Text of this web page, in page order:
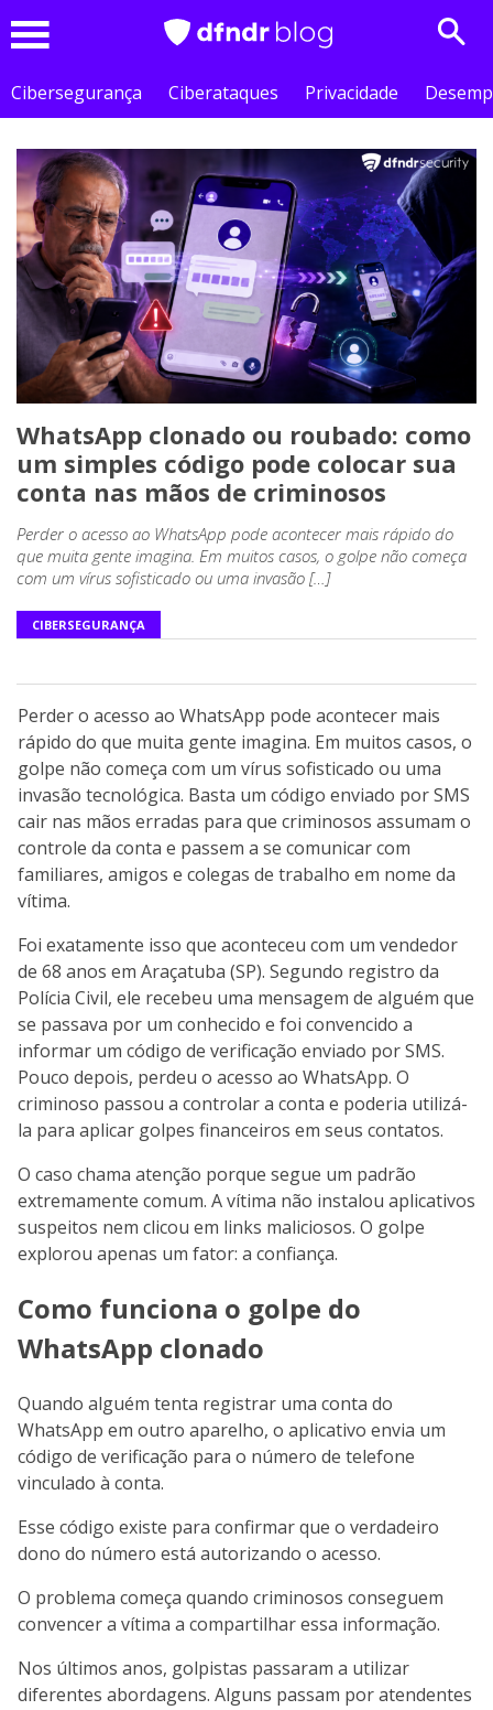
Cibersegurança
Ciberataques Privacidade
WhatsApp clonado ou roubado: como
um simples código pode colocar sua
conta nas mãos de criminosos
Perder o acesso ao WhatsApp pode acontecer mais rápido do
que muita gente imagina. Em muitos casos, o golpe não começa
com um vírus sofisticado ou uma invasão […]
CIBERSEGURANÇA
Perder o acesso ao WhatsApp pode acontecer mais
rápido do que muita gente imagina. Em muitos casos, o
golpe não começa com um vírus sofisticado ou uma
invasão tecnológica. Basta um código enviado por SMS
cair nas mãos erradas para que criminosos assumam o
controle da conta e passem a se comunicar com
familiares, amigos e colegas de trabalho em nome da
vítima.
Foi exatamente isso que aconteceu com um vendedor
de 68 anos em Araçatuba (SP). Segundo registro da
Polícia Civil, ele recebeu uma mensagem de alguém que
se passava por um conhecido e foi convencido a
informar um código de verificação enviado por SMS.
Pouco depois, perdeu o acesso ao WhatsApp. O
criminoso passou a controlar a conta e poderia utilizá-
la para aplicar golpes financeiros em seus contatos.
O caso chama atenção porque segue um padrão
extremamente comum. A vítima não instalou aplicativos
suspeitos nem clicou em links maliciosos. O golpe
explorou apenas um fator: a confiança.
Como funciona o golpe do
WhatsApp clonado
Quando alguém tenta registrar uma conta do
WhatsApp em outro aparelho, o aplicativo envia um
código de verificação para o número de telefone
vinculado à conta.
Esse código existe para confirmar que o verdadeiro
dono do número está autorizando o acesso.
O problema começa quando criminosos conseguem
convencer a vítima a compartilhar essa informação.
Nos últimos anos, golpistas passaram a utilizar
diferentes abordagens. Alguns passam por atendentes